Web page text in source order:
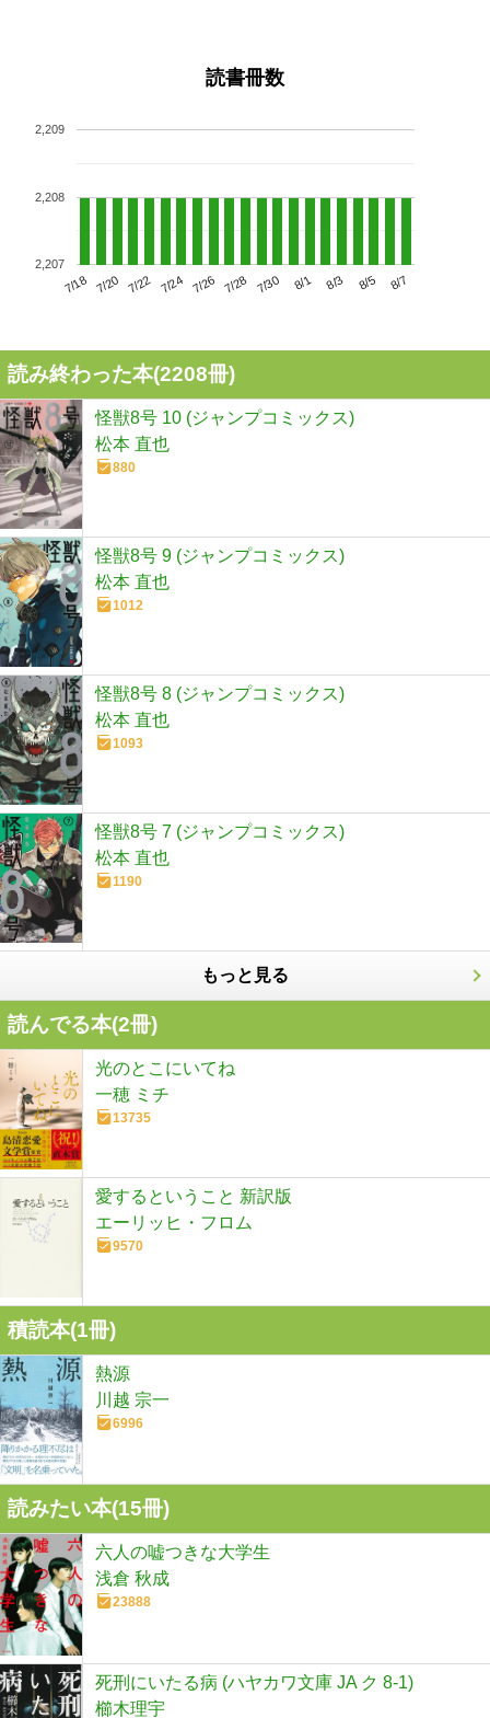
読書冊数
7/18 7/20 7/22 7/24 7/26 7/28 7/30 8/1 8/3 8/5 8/7
2,207
2,208
2,209
読み終わった本(2208冊)
怪獣8号 10 (ジャンプコミックス)
松本 直也
880
怪獣8号 9 (ジャンプコミックス)
松本 直也
1012
怪獣8号 8 (ジャンプコミックス)
松本 直也
1093
怪獣8号 7 (ジャンプコミックス)
松本 直也
1190
もっと見る
読んでる本(2冊)
光のとこにいてね
一穂 ミチ
13735
愛するということ 新訳版
エーリッヒ・フロム
9570
積読本(1冊)
熱源
川越 宗一
6996
読みたい本(15冊)
六人の嘘つきな大学生
浅倉 秋成
23888
死刑にいたる病 (ハヤカワ文庫 JA ク 8-1)
櫛木理宇